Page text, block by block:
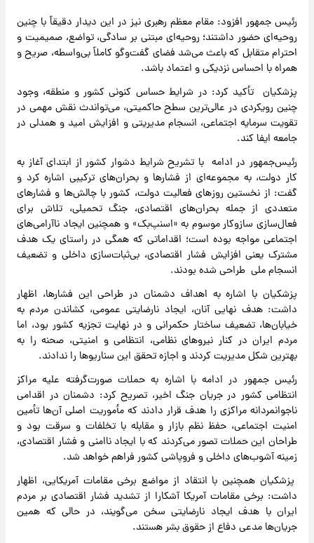
رئیس جمهور افزود: مقام معظم رهبری نیز در این دیدار دقیقاً با چنین
روحیه‌ای حضور داشتند؛ روحیه‌ای مبتنی بر سادگی، تواضع، صمیمیت و
احترام متقابل که باعث می‌شد فضای گفت‌وگو کاملاً بی‌واسطه، صریح و
همراه با احساس نزدیکی و اعتماد باشد.
پزشکیان تأکید کرد: در شرایط حساس کنونی کشور و منطقه، وجود
چنین رویکردی در عالی‌ترین سطح حاکمیتی، می‌تواندث نقش مهمی در
تقویت سرمایه اجتماعی، انسجام مدیریتی و افزایش امید و همدلی در
جامعه ایفا کند.
رئیس‌جمهور در ادامه با تشریح شرایط دشوار کشور از ابتدای آغاز به
کار دولت، به مجموعه‌ای از فشارها و بحران‌های ترکیبی اشاره کرد و
گفت: از نخستین روزهای فعالیت دولت، کشور با چالش‌ها و فشارهای
متعددی از جمله بحران‌های اقتصادی، جنگ تحمیلی، تلاش برای
فعال‌سازی سازوکار موسوم به «اسنپ‌بک» و همچنین ایجاد ناآرامی‌های
اجتماعی مواجه بوده است؛ اقداماتی که همگی در راستای یک هدف
مشترک یعنی افزایش فشار اقتصادی، بی‌ثبات‌سازی داخلی و تضعیف
انسجام ملی طراحی شده بودند.
پزشکیان با اشاره به اهداف دشمنان در طراحی این فشارها، اظهار
داشت: هدف نهایی آنان، ایجاد نارضایتی عمومی، کشاندن مردم به
خیابان‌ها، تضعیف ساختار حکمرانی و در نهایت تجزیه کشور بود، اما
مردم ایران در کنار نیروهای نظامی، انتظامی و امنیتی، صحنه را به
بهترین شکل مدیریت کردند و اجازه تحقق این سناریوها را ندادند.
رئیس جمهور در ادامه با اشاره به حملات صورت‌گرفته علیه مراکز
انتظامی کشور در جریان جنگ اخیر، تصریح کرد: دشمنان در اقدامی
ناجوانمردانه مراکزی را هدف قرار دادند که مأموریت اصلی آن‌ها تأمین
امنیت اجتماعی، حفظ نظم بازار و مقابله با تخلفات و سرقت بود و
طراحان این حملات تصور می‌کردند که با ایجاد ناامنی و فشار اقتصادی،
زمینه آشوب‌های داخلی و فروپاشی کشور فراهم خواهد شد.
پزشکیان همچنین با انتقاد از مواضع برخی مقامات آمریکایی، اظهار
داشت: برخی مقامات آمریکا آشکارا از تشدید فشار اقتصادی بر مردم
ایران با هدف ایجاد نارضایتی سخن می‌گویند، در حالی که همین
جریان‌ها مدعی دفاع از حقوق بشر هستند.